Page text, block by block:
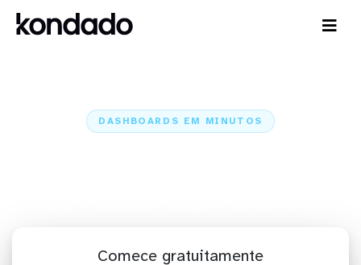
DASHBOARDS EM MINUTOS
Comece gratuitamente